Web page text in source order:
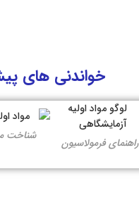
خواندنی های
راهنمای فرمولاسیون شناخت